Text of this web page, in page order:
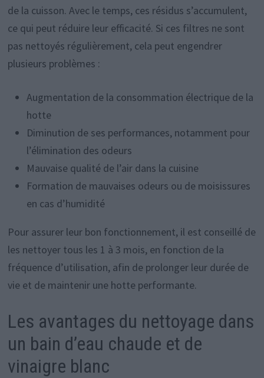
de la cuisson. Avec le temps, ces résidus s’accumulent,
ce qui peut réduire leur efficacité. Si ces filtres ne sont
pas nettoyés régulièrement, cela peut engendrer
plusieurs problèmes :
Augmentation de la consommation électrique de la
hotte
Diminution de ses performances, notamment pour
l’élimination des odeurs
Mauvaise qualité de l’air dans la cuisine
Formation de mauvaises odeurs ou de moisissures
en cas d’humidité
Pour assurer leur bon fonctionnement, il est conseillé de
les nettoyer tous les 1 à 3 mois, en fonction de la
fréquence d’utilisation, afin de prolonger leur durée de
vie et de maintenir une hotte performante.
Les avantages du nettoyage dans
un bain d’eau chaude et de
vinaigre blanc